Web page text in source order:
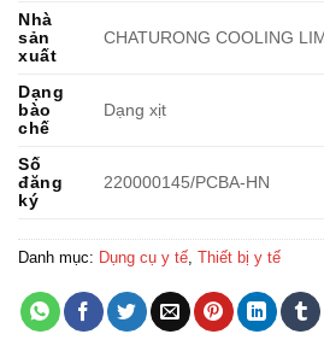
Nhà
sản
xuất
CHATURONG COOLING
Dạng
bào
chế
Dạng xịt
Số
đăng
ký
220000145/PCBA-HN
Danh mục: Dụng cụ y tế Thiết bị y tế